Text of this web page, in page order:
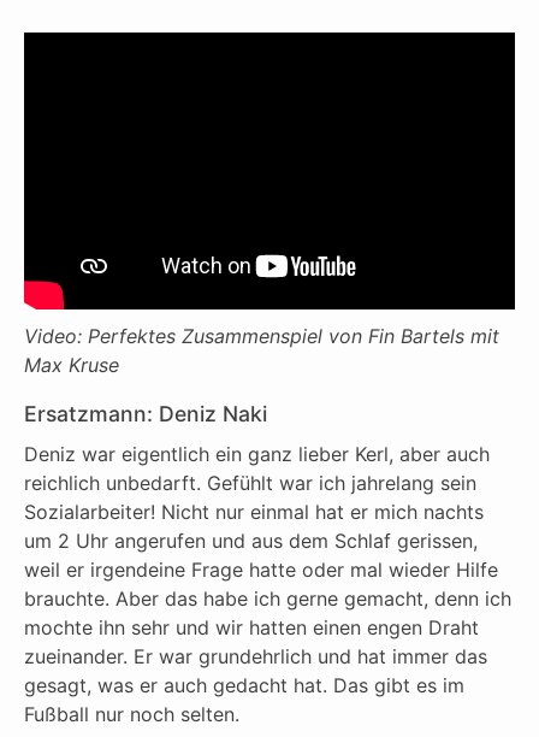
Video: Perfektes Zusammenspiel von Fin Bartels mit
Max Kruse
Ersatzmann: Deniz Naki
Deniz war eigentlich ein ganz lieber Kerl, aber auch
reichlich unbedarft. Gefühlt war ich jahrelang sein
Sozialarbeiter! Nicht nur einmal hat er mich nachts
um 2 Uhr angerufen und aus dem Schlaf gerissen,
weil er irgendeine Frage hatte oder mal wieder Hilfe
brauchte. Aber das habe ich gerne gemacht, denn ich
mochte ihn sehr und wir hatten einen engen Draht
zueinander. Er war grundehrlich und hat immer das
gesagt, was er auch gedacht hat. Das gibt es im
Fußball nur noch selten.